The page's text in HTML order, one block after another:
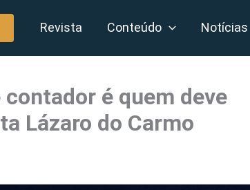
Revista Conteúdo Notícias
é quem deve
Lázaro do Carmo